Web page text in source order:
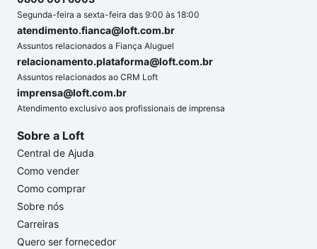
Segunda-feira a sexta-feira das 9:00 às 18:00
atendimento.fianca@loft.com.br
Assuntos relacionados a Fiança Aluguel
relacionamento.plataforma@loft.com.br
Assuntos relacionados ao CRM Loft
imprensa@loft.com.br
Atendimento exclusivo aos profissionais de imprensa
Sobre a Loft
Central de Ajuda
Como vender
Como comprar
Sobre nós
Carreiras
Quero ser fornecedor